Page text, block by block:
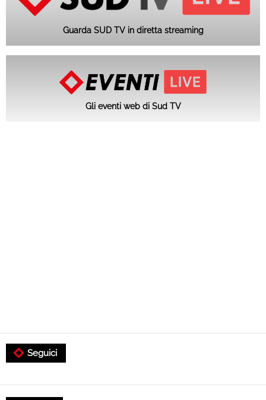
Guarda SUD TV in diretta streaming
Gli eventi web di Sud TV
Seguici